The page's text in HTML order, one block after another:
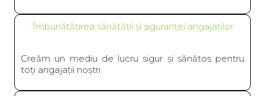
Îmbunătățirea sănătății și siguranței angajaților
Creăm un mediu de lucru sigur și sănătos pentru
toți angajații noștri.